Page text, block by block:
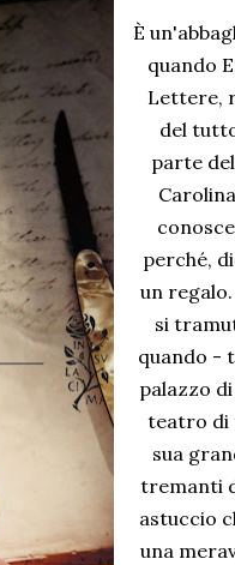
È
quando
Lettere,
del
parte
perché,
un
si
quando -
palazzo
teatro di
sua
tremanti
astuccio
una